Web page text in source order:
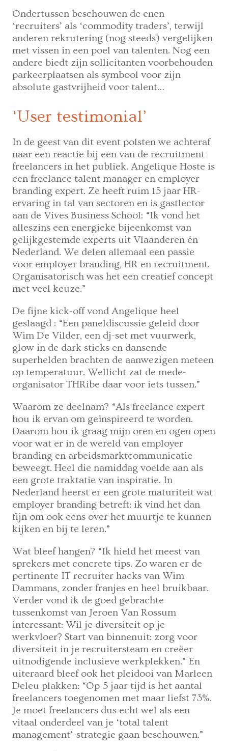
Ondertussen beschouwen de enen
‘recruiters’ als ‘commodity traders’, terwijl
anderen rekrutering (nog steeds) vergelijken
met vissen in een poel van talenten. Nog een
andere biedt zijn sollicitanten voorbehouden
parkeerplaatsen als symbool voor zijn
absolute gastvrijheid voor talent…
‘User testimonial’
In de geest van dit event polsten we achteraf
naar een reactie bij een van de recruitment
freelancers in het publiek. Angelique Hoste is
een freelance talent manager en employer
branding expert. Ze heeft ruim 15 jaar HR-
ervaring in tal van sectoren en is gastlector
aan de Vives Business School: “Ik vond het
alleszins een energieke bijeenkomst van
gelijkgestemde experts uit Vlaanderen én
Nederland. We delen allemaal een passie
voor employer branding, HR en recruitment.
Organisatorisch was het een creatief concept
met veel keuze.”
De fijne kick-off vond Angelique heel
geslaagd : “Een paneldiscussie geleid door
Wim De Vilder, een dj-set met vuurwerk,
glow in de dark sticks en dansende
superhelden brachten de aanwezigen meteen
op temperatuur. Wellicht zat de mede-
organisator THRibe daar voor iets tussen.”
Waarom ze deelnam? “Als freelance expert
hou ik ervan om geïnspireerd te worden.
Daarom hou ik graag mijn oren en ogen open
voor wat er in de wereld van employer
branding en arbeidsmarktcommunicatie
beweegt. Heel die namiddag voelde aan als
een grote traktatie van inspiratie. In
Nederland heerst er een grote maturiteit wat
employer branding betreft: ik vind het dan
fijn om ook eens over het muurtje te kunnen
kijken en bij te leren.”
Wat bleef hangen? “Ik hield het meest van
sprekers met concrete tips. Zo waren er de
pertinente IT recruiter hacks van Wim
Dammans, zonder franjes en heel bruikbaar.
Verder vond ik de goed gebrachte
tussenkomst van Jeroen Van Rossum
interessant: Wil je diversiteit op je
werkvloer? Start van binnenuit: zorg voor
diversiteit in je recruitersteam en creëer
uitnodigende inclusieve werkplekken.” En
uiteraard bleef ook het pleidooi van Marleen
Deleu plakken: “Op 5 jaar tijd is het aantal
freelancers toegenomen met maar liefst 73%.
Je moet freelancers dus echt wel als een
vitaal onderdeel van je ‘total talent
management’-strategie gaan beschouwen.”